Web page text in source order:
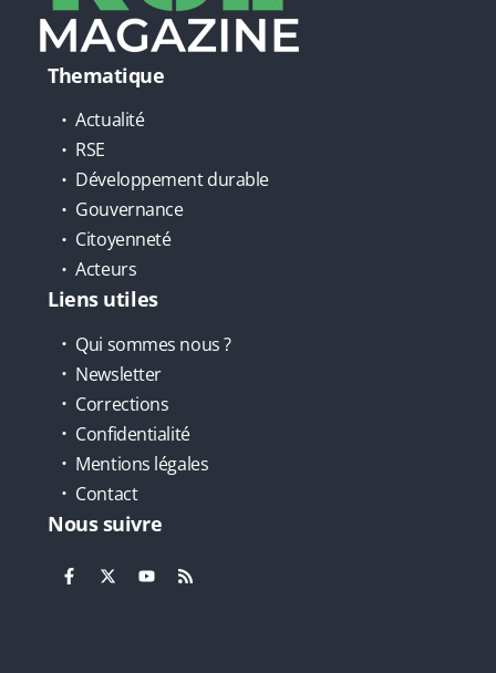
Thematique
Actualité
RSE
Développement durable
Gouvernance
Citoyenneté
Acteurs
Liens utiles
Qui sommes nous ?
Newsletter
Corrections
Confidentialité
Mentions légales
Contact
Nous suivre